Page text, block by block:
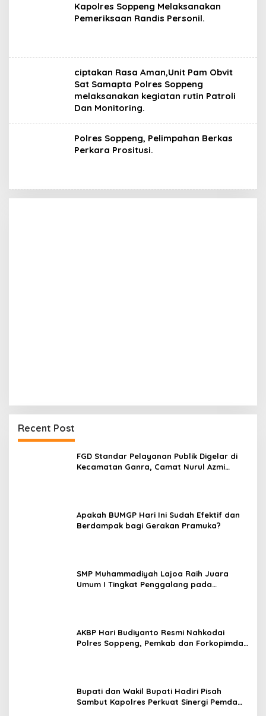
Kapolres Soppeng Melaksanakan
Pemeriksaan Randis Personil.
ciptakan Rasa Aman,Unit Pam Obvit
Sat Samapta Polres Soppeng
melaksanakan kegiatan rutin Patroli
Dan Monitoring.
Polres Soppeng, Pelimpahan Berkas
Perkara Prositusi.
Recent Post
FGD Standar Pelayanan Publik Digelar di
Kecamatan Ganra, Camat Nurul Azmi
Apakah BUMGP Hari Ini Sudah Efektif dan
Berdampak bagi Gerakan Pramuka?
SMP Muhammadiyah Lajoa Raih Juara
Umum I Tingkat Penggalang pada
AKBP Hari Budiyanto Resmi Nahkodai
Polres Soppeng, Pemkab dan Forkopimda
Bupati dan Wakil Bupati Hadiri Pisah
Sambut Kapolres Perkuat Sinergi Pemda